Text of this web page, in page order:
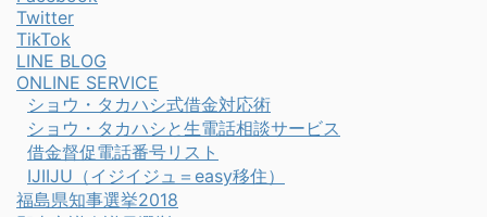
Twitter
TikTok
LINE BLOG
ONLINE SERVICE
ショウ・タカハシ式借金対応術
ショウ・タカハシと生電話相談サービス
借金督促電話番号リスト
IJIIJU（イジイジュ＝easy移住）
福島県知事選挙2018